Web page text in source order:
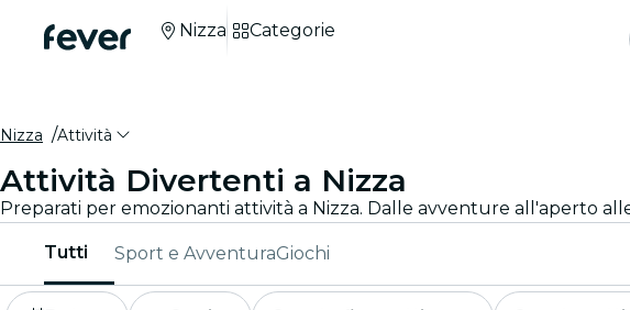
Nizza Categorie
Nizza Attività
Attività Divertenti a Nizza
Tutti Sport e AvventuraGiochi